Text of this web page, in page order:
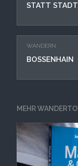
STATT
WANDERN
BOSSENHAIN
MEHR